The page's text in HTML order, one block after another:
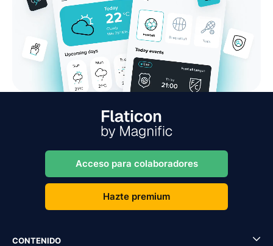
Acceso para colaboradores
Hazte premium
CONTENIDO